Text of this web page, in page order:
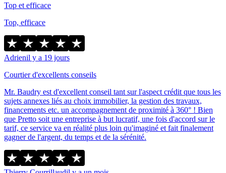
Top et efficace
Top, efficace
Adrienil y a 19 jours
Courtier d'excellents conseils
Mr. Baudry est d'excellent conseil tant sur l'aspect crédit que tous les
sujets annexes liés au choix immobilier, la gestion des travaux,
financements etc. un accompagnement de proximité à 360° ! Bien
que Pretto soit une entreprise à but lucratif, une fois d'accord sur le
tarif, ce service va en réalité plus loin qu'imaginé et fait finalement
gagner de l'argent, du temps et de la sérénité.